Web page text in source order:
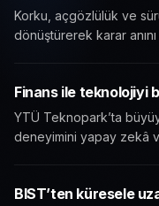
Korku, açgözlülük ve
dönüştürerek karar
Finans ile teknolojiyi
YTÜ Teknopark’ta
deneyimini yapay zekâ
BIST’ten küresele